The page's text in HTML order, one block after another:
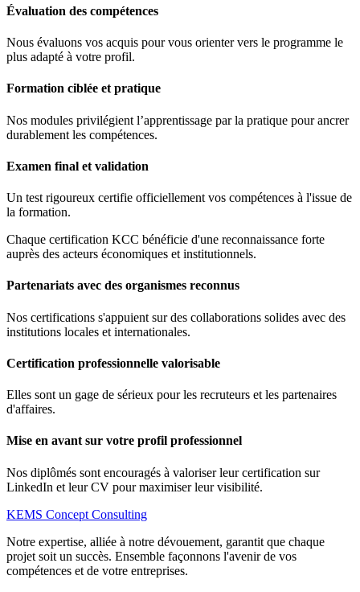
Évaluation des compétences
Nous évaluons vos acquis pour vous orienter vers le programme le
plus adapté à votre profil.
Formation ciblée et pratique
Nos modules privilégient l’apprentissage par la pratique pour ancrer
durablement les compétences.
Examen final et validation
Un test rigoureux certifie officiellement vos compétences à l'issue de
la formation.
Chaque certification KCC bénéficie d'une reconnaissance forte
auprès des acteurs économiques et institutionnels.
Partenariats avec des organismes reconnus
Nos certifications s'appuient sur des collaborations solides avec des
institutions locales et internationales.
Certification professionnelle valorisable
Elles sont un gage de sérieux pour les recruteurs et les partenaires
d'affaires.
Mise en avant sur votre profil professionnel
Nos diplômés sont encouragés à valoriser leur certification sur
LinkedIn et leur CV pour maximiser leur visibilité.
KEMS Concept Consulting
Notre expertise, alliée à notre dévouement, garantit que chaque
projet soit un succès. Ensemble façonnons l'avenir de vos
compétences et de votre entreprises.